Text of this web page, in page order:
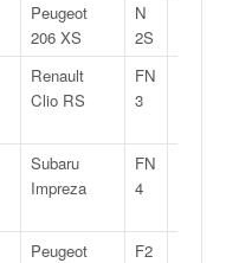
Peugeot
206 XS
N
2S
Renault
Clio RS
FN
3
Subaru
Impreza
FN
4
Peugeot
F2